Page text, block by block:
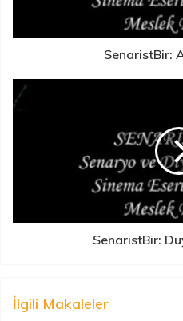
SenaristBir:
SenaristBir:
İlgili Makaleler